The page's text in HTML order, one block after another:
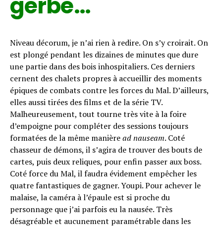
Niveau décorum, je n’ai rien à redire. On s’y croirait. On
est plongé pendant les dizaines de minutes que dure
une partie dans des bois inhospitaliers. Ces derniers
cernent des chalets propres à accueillir des moments
épiques de combats contre les forces du Mal. D’ailleurs,
elles aussi tirées des films et de la série TV.
Malheureusement, tout tourne très vite à la foire
d’empoigne pour compléter des sessions toujours
formatées de la même manièread nauseam. Coté
chasseur de démons, il s’agira de trouver des bouts de
cartes, puis deux reliques, pour enfin passer aux boss.
Coté force du Mal, il faudra évidement empêcher les
quatre fantastiques de gagner. Youpi. Pour achever le
malaise, la caméra à l’épaule est si proche du
personnage que j’ai parfois eu la nausée. Très
désagréable et aucunement paramétrable dans les